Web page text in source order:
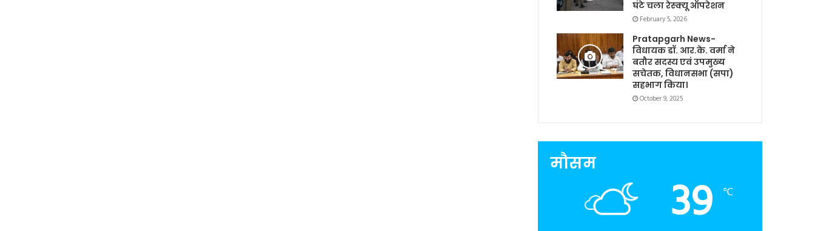
घंटे चला रेस्क्यू ऑपरेशन
February 5, 2026
Pratapgarh News-
विधायक डॉ. आर.के. वर्मा ने
बतौर सदस्य एवं उपमुख्य
सचेतक, विधानसभा (सपा)
सहभाग किया।
October 9, 2025
मौसम
39 ℃